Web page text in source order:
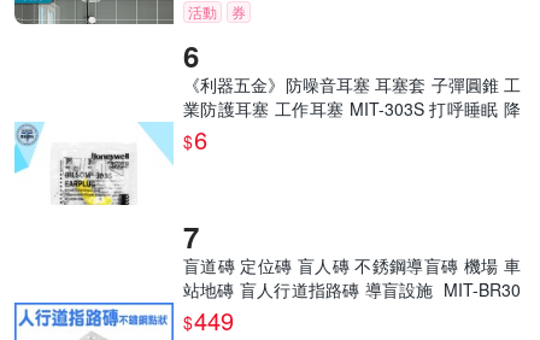
活動 券
《利器五金》防噪音耳塞 耳塞套 子彈圓錐 工
業防護耳塞 工作耳塞 MIT-303S 打呼睡眠 降
噪耳塞
$6
盲道磚 定位磚 盲人磚 不銹鋼導盲磚 機場 車
站地磚 盲人行道指路磚 導盲設施 MIT-BR30
SP
$449